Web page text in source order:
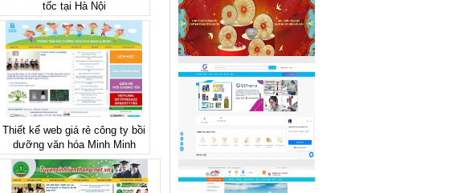
tốc tại Hà Nội
Thiết kế web giá rẻ công ty bồi
dưỡng văn hóa Minh Minh